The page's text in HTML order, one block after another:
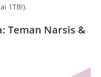
1TB!).
Teman Narsis &